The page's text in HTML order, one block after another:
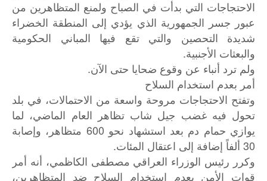
الاحتجاجات التي بدأت في الصباح ولمنع المتظاهرين من
عبور جسر الجمهورية الذي يؤدي إلى المنطقة الخضراء
شديدة التحصين والتي تقع فيها المباني الحكومية
والبعثات الأجنبية.
ولم ترد أنباء عن وقوع ضحايا حتى الآن.
أمر بعدم استخدام السلاح
وتفتح الاحتجاجات مروحة واسعة من الاحتمالات، في بلد
تحول فيه غضب جيل شاب تظاهر العام الماضي، لما
يوازي حمام دم بعد استشهاد نحو 600 متظاهر، وإصابة
30 ألفاً إضافة إلى اعتقال المئات.
وكرر رئيس الوزراء العراقي مصطفى الكاظمي، أنه أمر
قوات الأمن بعدم استخدام السلاح ضد المتظاهرين،